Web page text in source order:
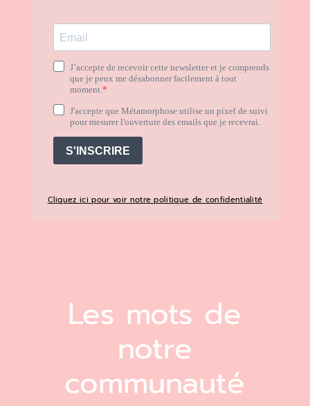
J’accepte de recevoir cette newsletter et je comprends
que je peux me désabonner facilement à tout
moment.
J'accepte que Métamorphose utilise un pixel de suivi
pour mesurer l'ouverture des emails que je recevrai.
S'INSCRIRE
Cliquez ici pour voir notre politique de confidentialité
Les mots de
notre
communauté